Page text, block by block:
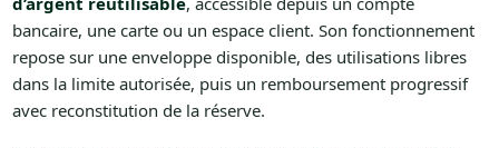
bancaire, une carte ou un espace client. Son fonctionnement
repose sur une enveloppe disponible, des utilisations libres
dans la limite autorisée, puis un remboursement progressif
avec reconstitution de la réserve.